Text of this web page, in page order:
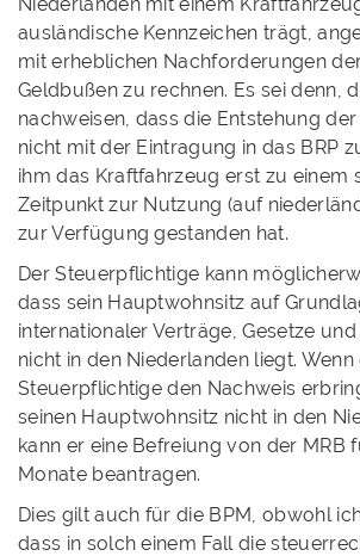
ausländische Kennzeichen trägt,
mit erheblichen Nachforderungen
Geldbußen zu rechnen. Es sei denn,
nachweisen, dass die Entstehung
nicht mit der Eintragung in das BRP
ihm das Kraftfahrzeug erst zu einem
Zeitpunkt zur Nutzung (auf
zur Verfügung gestanden hat.
Der Steuerpflichtige kann
dass sein Hauptwohnsitz auf
internationaler Verträge, Gesetze
nicht in den Niederlanden liegt. Wenn
Steuerpflichtige den Nachweis
seinen Hauptwohnsitz nicht in den
kann er eine Befreiung von der MRB
Monate beantragen.
Dies gilt auch für die BPM, obwohl
dass in solch einem Fall die